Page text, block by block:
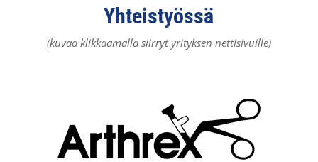
Yhteistyössä
(kuvaa klikkaamalla siirryt yrityksen nettisivuille)